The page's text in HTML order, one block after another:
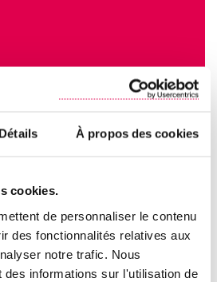
Détails À propos des cookies
cookies.
de personnaliser le contenu
des fonctionnalités relatives aux
notre trafic. Nous
des informations sur l'utilisation de